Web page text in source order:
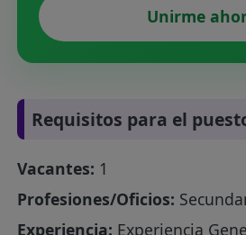
Unirme
Requisitos para el
Vacantes: 1
Profesiones/Oficios:
Experiencia: Experiencia